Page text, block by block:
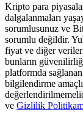
Exclusive
Register &
Kripto para
dalgalanmaları
sorumlusunuz ve
sorumlu değildir.
fiyat ve diğer
bunların
platformda
bilgilendirme
ve Gizlilik